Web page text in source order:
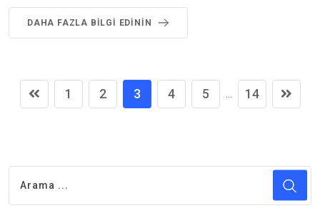
DAHA FAZLA BILGI EDININ
1 2 3 4 5 14